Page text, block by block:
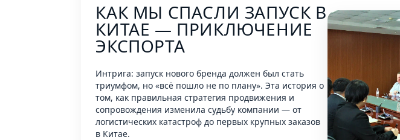
КАК МЫ СПАСЛИ ЗАПУСК В
КИТАЕ — ПРИКЛЮЧЕНИЕ
ЭКСПОРТА
Интрига: запуск нового бренда должен был стать
триумфом, но «всё пошло не по плану». Эта история о
том, как правильная стратегия продвижения и
сопровождения изменила судьбу компании — от
логистических катастроф до первых крупных заказов
в Китае.